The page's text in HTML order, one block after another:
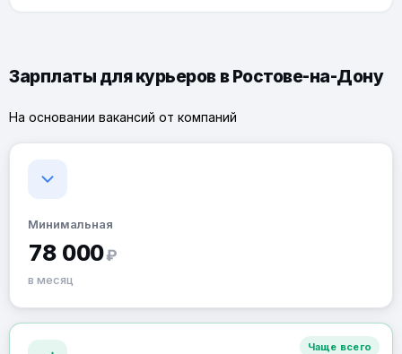
Зарплаты для курьеров в Ростове-на-Дону
На основании вакансий от компаний
Минимальная
78 000₽
в месяц
Чаще всего